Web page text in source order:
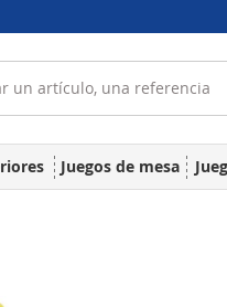
Juegos de mesa